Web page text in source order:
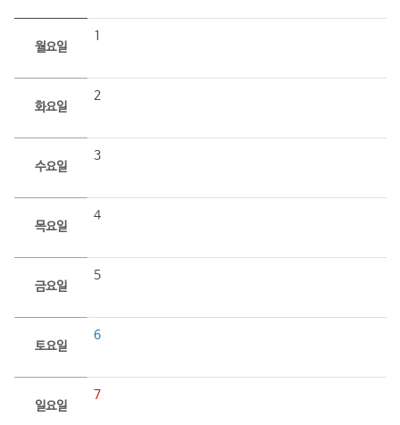
월요일
1
화요일
2
수요일
3
목요일
4
금요일
5
토요일
6
일요일
7